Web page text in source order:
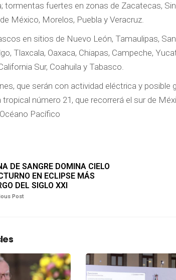
tormentas fuertes en zonas de Zacatecas,
México, Morelos, Puebla y Veracruz.
en sitios de Nuevo León, Tamaulipas,
Tlaxcala, Oaxaca, Chiapas, Campeche,
Sur, Coahuila y Tabasco.
que serán con actividad eléctrica y
tropical número 21, que recorrerá el sur de
Pacífico
DE SANGRE DOMINA CIELO
EN ECLIPSE MÁS
DEL SIGLO XXI
Post